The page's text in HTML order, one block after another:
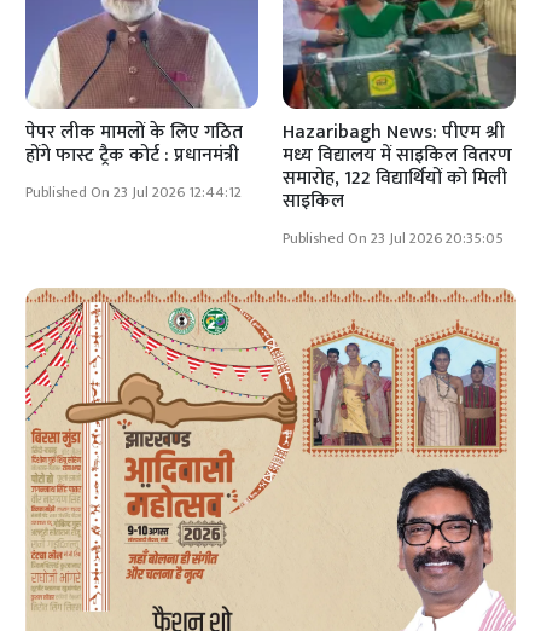
पेपर लीक मामलों के लिए गठित
होंगे फास्ट ट्रैक कोर्ट : प्रधानमंत्री
Published On 23 Jul 2026 12:44:12
Hazaribagh News: पीएम श्री
मध्य विद्यालय में साइकिल वितरण
समारोह, 122 विद्यार्थियों को मिली
साइकिल
Published On 23 Jul 2026 20:35:05